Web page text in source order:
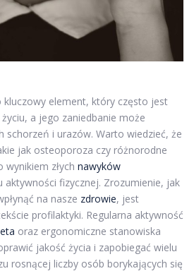
kluczowy element, który często jest
a jego zaniedbanie może
schorzeń i urazów. Warto wiedzieć, że
jak osteoporoza czy różnorodne
złych nawyków
aktywności fizycznej. Zrozumienie, jak
na nasze zdrowie, jest
profilaktyki. Regularna aktywność
oraz ergonomiczne stanowiska
jakość życia i zapobiegać wielu
rosnącej liczby osób borykających się